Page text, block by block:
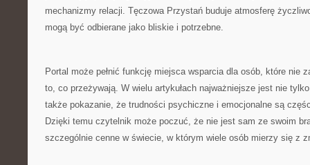
mechanizmy relacji. Tęczowa Przystań buduje atmosferę
mogą być odbierane jako bliskie i potrzebne.
Portal może pełnić funkcję miejsca wsparcia dla osób, które nie
to, co przeżywają. W wielu artykułach najważniejsze jest nie
także pokazanie, że trudności psychiczne i emocjonalne są
Dzięki temu czytelnik może poczuć, że nie jest sam ze swoim
szczególnie cenne w świecie, w którym wiele osób mierzy się z